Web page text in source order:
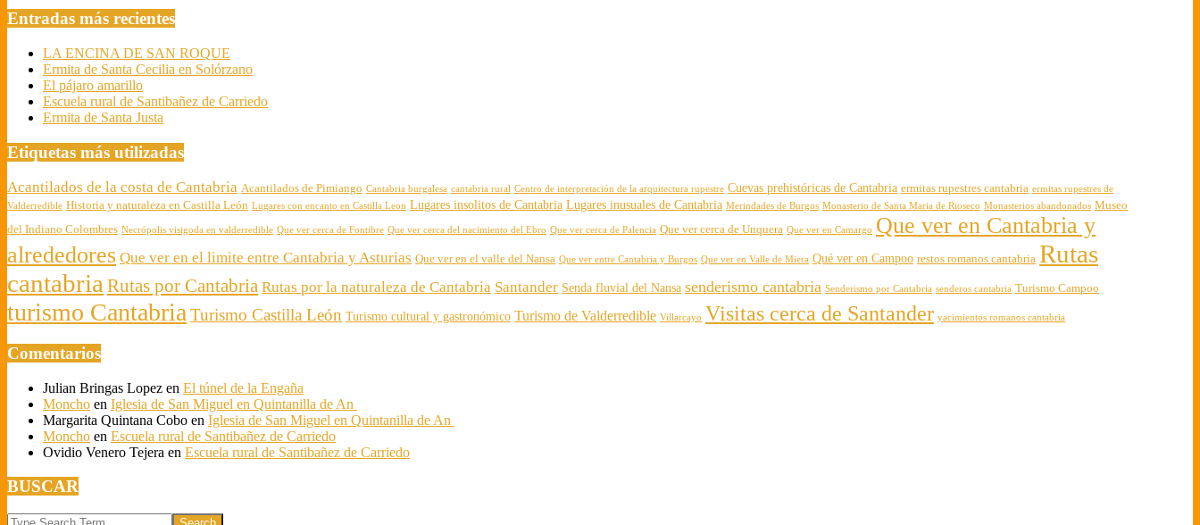
Entradas más recientes
LA ENCINA DE SAN ROQUE
Ermita de Santa Cecilia en Solórzano
El pájaro amarillo
Escuela rural de Santibañez de Carriedo
Ermita de Santa Justa
Etiquetas más utilizadas
Acantilados de la costa de Cantabria Acantilados de Pimiango Cantabria burgalesa cantabria rural Centro de interpretación de la arquitectura rupestre Cuevas prehistóricas de Cantabria ermitas rupestres cantabria ermitas rupestres de
Valderredible Historia y naturaleza en Castilla León Lugares con encanto en Castilla Leon Lugares insolitos de Cantabria Lugares inusuales de Cantabria Merindades de Burgos Monasterio de Santa Maria de Rioseco Monasterios abandonados Museo
del Indiano Colombres Necrópolis visigoda en valderredible Que ver cerca de Fontibre Que ver cerca del nacimiento del Ebro Que ver cerca de Palencia Que ver cerca de Unquera Que ver en Camargo Que ver en Cantabria y
alrededores Que ver en el limite entre Cantabria y Asturias Que ver en el valle del Nansa Que ver entre Cantabria y Burgos Que ver en Valle de Miera Qué ver en Campoo restos romanos cantabria Rutas
cantabria Rutas por Cantabria Rutas por la naturaleza de Cantabria Santander Senda fluvial del Nansa senderismo cantabria Senderismo por Cantabria senderos cantabria Turismo Campoo
turismo CantabriaTurismo Castilla León Turismo cultural y gastronómico Turismo de Valderredible Villarcayo Visitas cerca de Santander yacimientos romanos cantabria
Comentarios
Julian Bringas Lopez en El túnel de la Engaña
Moncho en Iglesia de San Miguel en Quintanilla de An
Margarita Quintana Cobo en Iglesia de San Miguel en Quintanilla de An
Moncho en Escuela rural de Santibañez de Carriedo
Ovidio Venero Tejera en Escuela rural de Santibañez de Carriedo
BUSCAR
Search